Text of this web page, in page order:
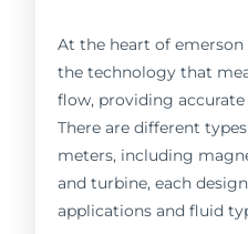
At the heart of
the technology that
flow, providing accurate
There are different
meters, including
and turbine, each
applications and fluid